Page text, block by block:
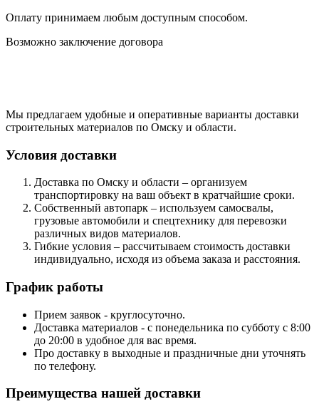
Оплату принимаем любым доступным способом.
Возможно заключение договора
Мы предлагаем удобные и оперативные варианты доставки
строительных материалов по Омску и области.
Условия доставки
Доставка по Омску и области – организуем
транспортировку на ваш объект в кратчайшие сроки.
Собственный автопарк – используем самосвалы,
грузовые автомобили и спецтехнику для перевозки
различных видов материалов.
Гибкие условия – рассчитываем стоимость доставки
индивидуально, исходя из объема заказа и расстояния.
График работы
Прием заявок - круглосуточно.
Доставка материалов - с понедельника по субботу с 8:00
до 20:00 в удобное для вас время.
Про доставку в выходные и праздничные дни уточнять
по телефону.
Преимущества нашей доставки